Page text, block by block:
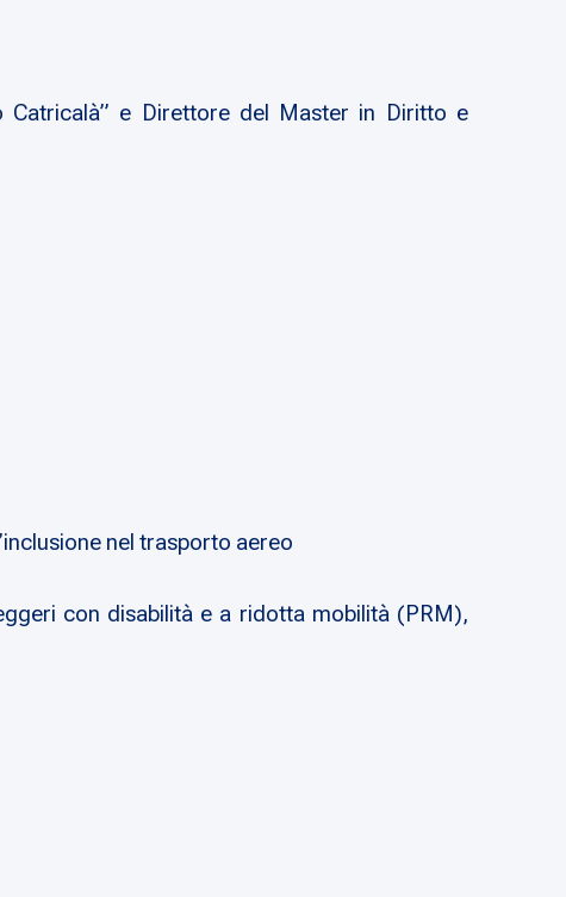
Catricalà” e Direttore del Master in Diritto e
nel trasporto aereo
con disabilità e a ridotta mobilità (PRM),